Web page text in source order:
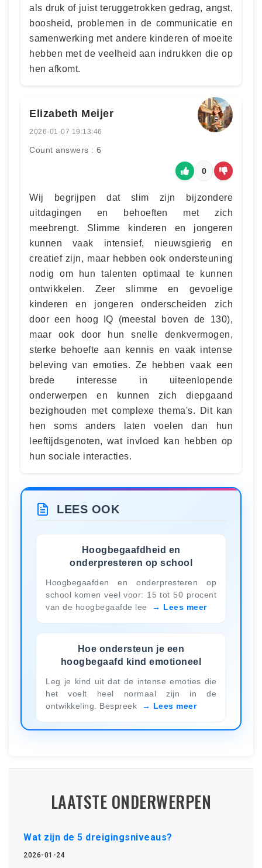
als druk of juist teruggetrokken gedrag, angst,
boosheid, problemen in de communicatie en
samenwerking met andere kinderen of moeite
hebben met de veelheid aan indrukken die op
hen afkomt.
Elizabeth Meijer
2026-01-07 19:13:46
Count answers : 6
0
Wij begrijpen dat slim zijn bijzondere
uitdagingen en behoeften met zich
meebrengt. Slimme kinderen en jongeren
kunnen vaak intensief, nieuwsgierig en
creatief zijn, maar hebben ook ondersteuning
nodig om hun talenten optimaal te kunnen
ontwikkelen. Zeer slimme en gevoelige
kinderen en jongeren onderscheiden zich
door een hoog IQ (meestal boven de 130),
maar ook door hun snelle denkvermogen,
sterke behoefte aan kennis en vaak intense
beleving van emoties. Ze hebben vaak een
brede interesse in uiteenlopende
onderwerpen en kunnen zich diepgaand
bezighouden met complexe thema's. Dit kan
hen soms anders laten voelen dan hun
leeftijdsgenoten, wat invloed kan hebben op
hun sociale interacties.
LEES OOK
Hoogbegaafdheid en
onderpresteren op school
Hoogbegaafden en onderpresteren op
school komen veel voor: 15 tot 50 procent
van de hoogbegaafde lee
Lees meer
Hoe ondersteun je een
hoogbegaafd kind emotioneel
Leg je kind uit dat de intense emoties die
het voelt heel normaal zijn in de
ontwikkeling. Bespreek
Lees meer
LAATSTE ONDERWERPEN
Wat zijn de 5 dreigingsniveaus?
2026-01-24